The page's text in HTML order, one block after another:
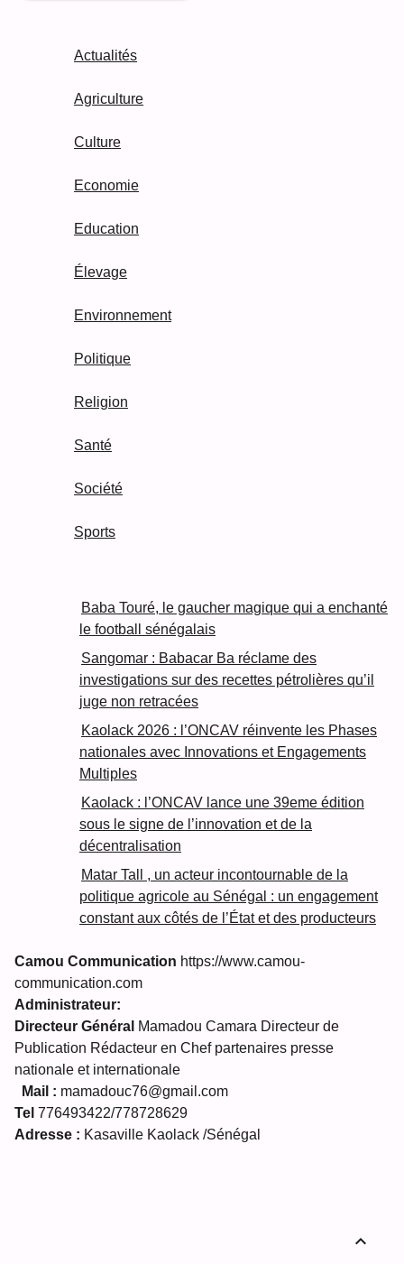
Actualités
Agriculture
Culture
Economie
Education
Élevage
Environnement
Politique
Religion
Santé
Société
Sports
Baba Touré, le gaucher magique qui a enchanté
le football sénégalais
Sangomar : Babacar Ba réclame des
investigations sur des recettes pétrolières qu’il
juge non retracées
Kaolack 2026 : l’ONCAV réinvente les Phases
nationales avec Innovations et Engagements
Multiples
Kaolack : l’ONCAV lance une 39eme édition
sous le signe de l’innovation et de la
décentralisation
Matar Tall , un acteur incontournable de la
politique agricole au Sénégal : un engagement
constant aux côtés de l’État et des producteurs
Camou Communication https://www.camou-
communication.com
Administrateur:
Directeur Général Mamadou Camara Directeur de
Publication Rédacteur en Chef partenaires presse
nationale et internationale
Mail : mamadouc76@gmail.com
Tel 776493422/778728629
Adresse : Kasaville Kaolack /Sénégal
expand_less